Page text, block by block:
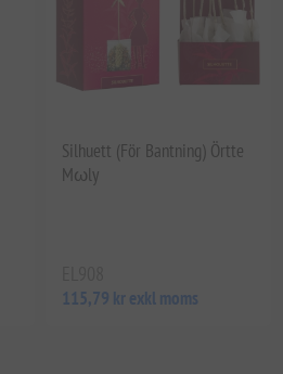
Silhuett (För Bantning) Örtte
Mωly
115,79 kr exkl moms